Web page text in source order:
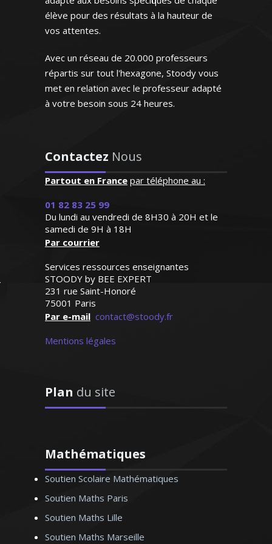
entourage"
Monsieur J.K (Rennes, élève en
"Excellente professeur qui
s’applique énormément et
donne de très bons
patiente et de surcroît très
sympathique, elle a su
s'octroyer la confiance de
notre fille dès le premier
contact"
Madame G.F (Paris, élève en
des cours particuliers en SVT (niveau
collège et lycée) en tenant avant tout à
bien connaître mon élève pour
de travail qui lui sera la mieux adaptée
biologie (SVT) – Lyon
et passionnée par l'enseignement, je me
rends disponible pour des cours
particuliers à domicile tous niveaux
patiente et méthodique, je suis capable
d’élever le niveau de mon élève en un
Madame W. Hélène – Professeur de
mathématiques – Bordeaux
Passionnée par l’art sous toutes ses
formes et ayant pour vocation de
particuliers en matière de design (design
d’espace, design des produits). Ma
élève pour des résultats à la hauteur de
vos attentes.
Avec un réseau de 20.000 professeurs
répartis sur tout l'hexagone, Stoody vous
met en relation avec le professeur adapté
à votre besoin sous 24 heures.
Contactez Nous
Partout en France par téléphone au :
01 82 83 25 99
Du lundi au vendredi de 8H30 à 20H et le
samedi de 9H à 18H
Par courrier
Services ressources enseignantes
STOODY by BEE EXPERT
231 rue Saint-Honoré
75001 Paris
Par e-mail contact@stoody.fr
Mentions légales
Plan du site
Mathématiques
Soutien Scolaire Mathématiques
Soutien Maths Paris
Soutien Maths Lille
Soutien Maths Marseille